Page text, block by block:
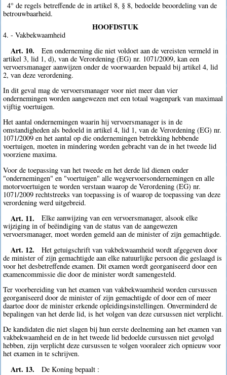
4° de regels betreffende de in artikel 8, § 8, bedoelde beoordeling van de
betrouwbaarheid.
HOOFDSTUK
4. - Vakbekwaamheid
Art. 10.
Een onderneming die niet voldoet aan de vereisten vermeld in
artikel 3, lid 1, d), van de Verordening (EG) nr. 1071/2009, kan een
vervoersmanager aanwijzen onder de voorwaarden bepaald bij artikel 4, lid
2, van deze verordening.
In dit geval mag de vervoersmanager voor niet meer dan vier
ondernemingen worden aangewezen met een totaal wagenpark van maximaal
vijftig voertuigen.
Het aantal ondernemingen waarin hij vervoersmanager is in de
omstandigheden als bedoeld in artikel 4, lid 1, van de Verordening (EG) nr.
1071/2009 en het aantal op die ondernemingen betrekking hebbende
voertuigen, moeten in mindering worden gebracht van de in het tweede lid
voorziene maxima.
Voor de toepassing van het tweede en het derde lid dienen onder
"ondernemingen" en "voertuigen" alle wegvervoersondernemingen en alle
motorvoertuigen te worden verstaan waarop de Verordening (EG) nr.
1071/2009 rechtstreeks van toepassing is of waarop de toepassing van deze
verordening werd uitgebreid.
Art. 11.
Elke aanwijzing van een vervoersmanager, alsook elke
wijziging in of beëindiging van de status van de aangewezen
vervoersmanager, moet worden gemeld aan de minister of zijn gemachtigde.
Art. 12.
Het getuigschrift van vakbekwaamheid wordt afgegeven door
de minister of zijn gemachtigde aan elke natuurlijke persoon die geslaagd is
voor het desbetreffende examen. Dit examen wordt georganiseerd door een
examencommissie die door de minister wordt samengesteld.
Ter voorbereiding van het examen van vakbekwaamheid worden cursussen
georganiseerd door de minister of zijn gemachtigde of door een of meer
daartoe door de minister erkende opleidingsinstellingen. Onverminderd de
bepalingen van het derde lid, is het volgen van deze cursussen niet verplicht.
De kandidaten die niet slagen bij hun eerste deelneming aan het examen van
vakbekwaamheid en de in het tweede lid bedoelde cursussen niet gevolgd
hebben, zijn verplicht deze cursussen te volgen vooraleer zich opnieuw voor
het examen in te schrijven.
Art. 13.
De Koning bepaalt :